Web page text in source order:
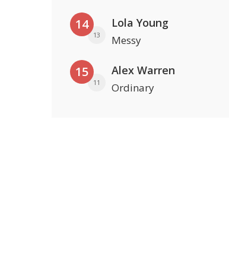
14
13
Lola Young
Messy
15
11
Alex Warren
Ordinary